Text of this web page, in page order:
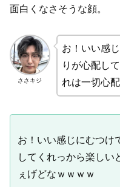
面白くなさそうな顔。
ささキジ
お！いい感
りが心配し
れは一切心
お！いい感じにむつけ
してくれっから楽しい
ぇげどなｗｗｗｗ